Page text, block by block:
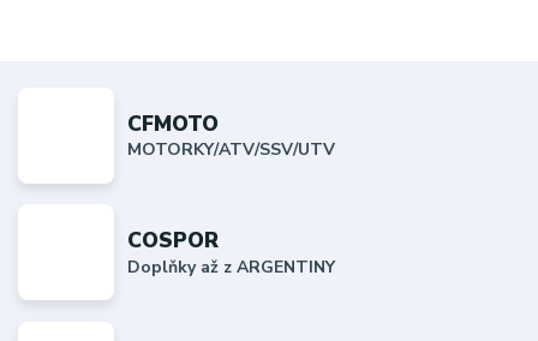
CFMOTO
MOTORKY/ATV/SSV/UTV
COSPOR
Doplňky až z ARGENTINY